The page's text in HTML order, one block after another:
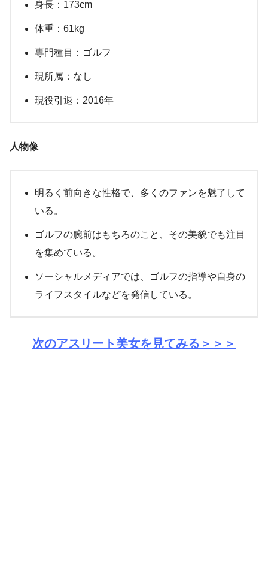
身長：173cm
体重：61kg
専門種目：ゴルフ
現所属：なし
現役引退：2016年
人物像
明るく前向きな性格で、多くのファンを魅了して
いる。
ゴルフの腕前はもちろのこと、その美貌でも注目
を集めている。
ソーシャルメディアでは、ゴルフの指導や自身の
ライフスタイルなどを発信している。
次のアスリート美女を見てみる＞＞＞